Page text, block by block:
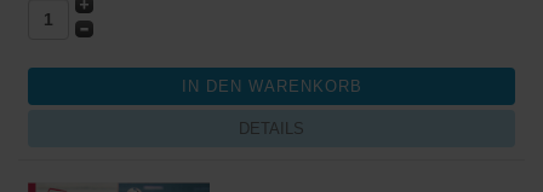
DETAILS